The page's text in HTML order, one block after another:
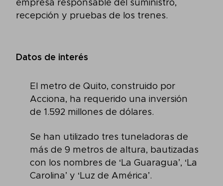
empresa responsable del suministro,
recepción y pruebas de los trenes.
Datos de interés
El metro de Quito, construido por
Acciona, ha requerido una inversión
de 1.592 millones de dólares.
Se han utilizado tres tuneladoras de
más de 9 metros de altura, bautizadas
con los nombres de ‘La Guaragua’, ‘La
Carolina’ y ‘Luz de América’.